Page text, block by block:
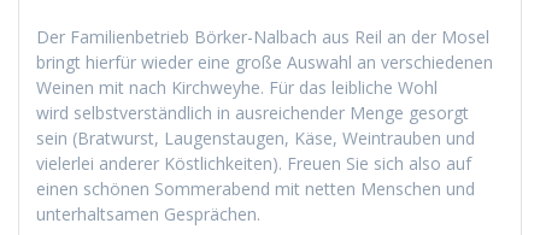
Der Familienbetrieb Börker-Nalbach aus Reil an der Mosel
bringt hierfür wieder eine große Auswahl an verschiedenen
Weinen mit nach Kirchweyhe. Für das leibliche Wohl
wird selbstverständlich in ausreichender Menge gesorgt
sein (Bratwurst, Laugenstaugen, Käse, Weintrauben und
vielerlei anderer Köstlichkeiten). Freuen Sie sich also auf
einen schönen Sommerabend mit netten Menschen und
unterhaltsamen Gesprächen.